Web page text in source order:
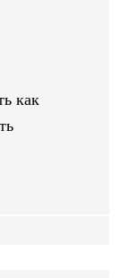
как